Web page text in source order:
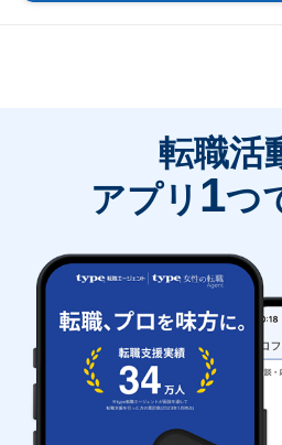
転職活
アプリ 1つ